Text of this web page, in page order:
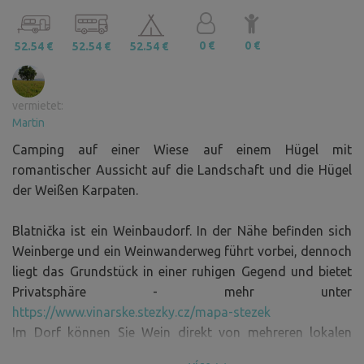
52.54 € 52.54 € 52.54 € 0 € 0 €
vermietet:
Martin
Camping auf einer Wiese auf einem Hügel mit
romantischer Aussicht auf die Landschaft und die Hügel
der Weißen Karpaten.
Blatnička ist ein Weinbaudorf. In der Nähe befinden sich
Weinberge und ein Weinwanderweg führt vorbei, dennoch
liegt das Grundstück in einer ruhigen Gegend und bietet
Privatsphäre - mehr unter
https://www.vinarske.stezky.cz/mapa-stezek
Im Dorf können Sie Wein direkt von mehreren lokalen